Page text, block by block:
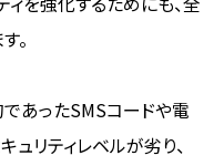
。
あったSMSコードや電
リティレベルが劣り、